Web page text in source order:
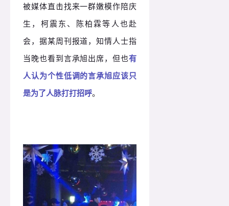
被媒体直击找来一群嫩模作陪庆
生，柯震东、陈柏霖等人也赴
会，据某周刊报道，知情人士指
当晚也看到言承旭出席，但也有
人认为个性低调的言承旭应该只
是为了人脉打打招呼。